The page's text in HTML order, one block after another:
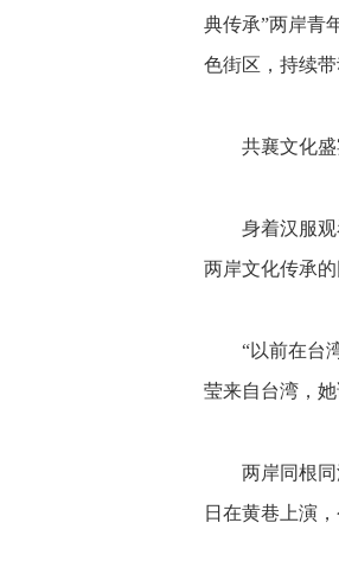
典传承”两岸青
色街区，持续
共襄文化
身着汉服
两岸文化传承的
“以前在台
莹来自台湾，
两岸同根
日在黄巷上演